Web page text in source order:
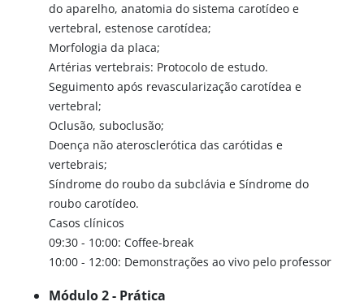
do aparelho, anatomia do sistema carotídeo e
vertebral, estenose carotídea;
Morfologia da placa;
Artérias vertebrais: Protocolo de estudo.
Seguimento após revascularização carotídea e
vertebral;
Oclusão, suboclusão;
Doença não aterosclerótica das carótidas e
vertebrais;
Síndrome do roubo da subclávia e Síndrome do
roubo carotídeo.
Casos clínicos
09:30 - 10:00: Coffee-break
10:00 - 12:00: Demonstrações ao vivo pelo professor
Módulo 2 - Prática